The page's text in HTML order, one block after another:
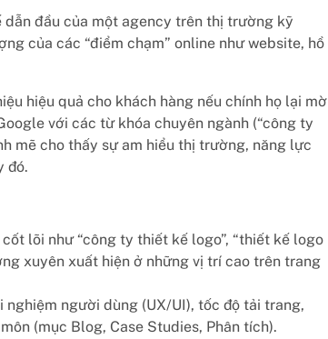
đầu của một agency trên thị trường kỹ
của các “điểm chạm” online như website, hồ
hiệu quả cho khách hàng nếu chính họ lại mờ
với các từ khóa chuyên ngành (“công ty
mẽ cho thấy sự am hiểu thị trường, năng lực
đó.
lõi như “công ty thiết kế logo”, “thiết kế logo
xuyên xuất hiện ở những vị trí cao trên trang
người dùng (UX/UI), tốc độ tải trang,
(mục Blog, Case Studies, Phân tích).